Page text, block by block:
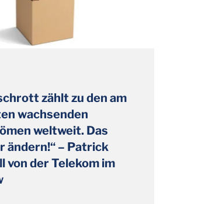
zählt zu den am
wachsenden
weltweit. Das
ändern!“ – Patrick
von der Telekom im